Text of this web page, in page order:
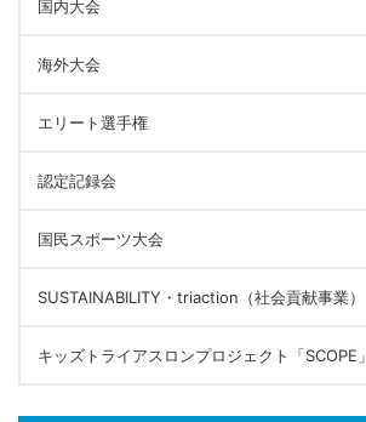
国内大会
海外大会
エリート選手権
認定記録会
国民スポーツ大会
SUSTAINABILITY・triaction（社会貢献事業）
キッズトライアスロンプロジェクト「SCOPE」